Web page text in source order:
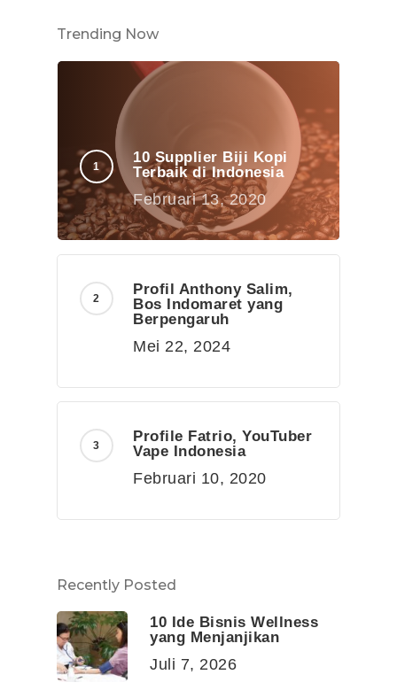
Trending Now
10 Supplier Biji Kopi
Terbaik di Indonesia
Februari 13, 2020
Profil Anthony Salim,
Bos Indomaret yang
Berpengaruh
Mei 22, 2024
Profile Fatrio, YouTuber
Vape Indonesia
Februari 10, 2020
Recently Posted
10 Ide Bisnis Wellness
yang Menjanjikan
Juli 7, 2026